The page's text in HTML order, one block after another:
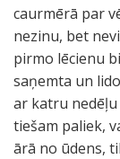
caurmērā par
nezinu, bet
pirmo lēcienu
saņemta un
ar katru nedēļu
tiešam paliek,
ārā no ūdens,